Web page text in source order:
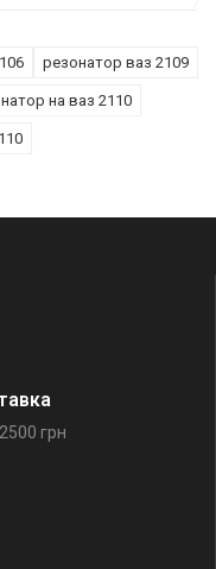
резонатор ваз 2109
на ваз 2110
грн